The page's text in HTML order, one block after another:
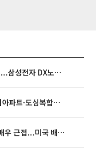
3445억 자사주 지급 마쳤는데...삼성전자 DX노조, 뒤늦은 '떼쓰기 집회'
영끌 '주택공급' 대책 임박⋯비아파트·도심복합까지 총동원
이란 “호르무즈 새 항로 합의 매우 근접...미국 배상 먼저”